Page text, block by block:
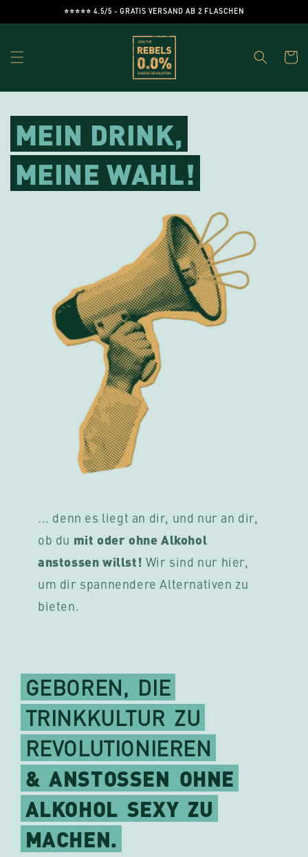
Inhalt
⭐️⭐️⭐️⭐️⭐️ 4.5/5 - GRATIS VERSAND AB 2 FLASCHEN
MEIN DRINK,
MEINE WAHL!
... denn es liegt an dir, und nur an dir,
ob du mit oder ohne Alkohol
anstossen willst! Wir sind nur hier,
um dir spannendere Alternativen zu
bieten.
GEBOREN, DIE
TRINKKULTUR ZU
REVOLUTIONIEREN
& ANSTOSSEN OHNE
ALKOHOL SEXY ZU
MACHEN.